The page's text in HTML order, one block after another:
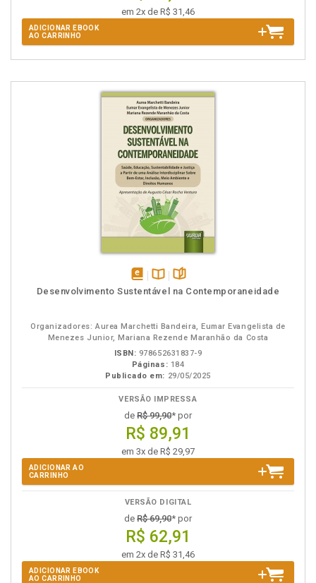
em 2x de R$ 31,46
ADICIONAR EBOOK
AO CARRINHO
disponívelDisponível
páginas
Desenvolvimento Sustentável na Contemporaneidade
Organizadores: Aurea Marchetti Bandeira, Eumar Evangelista de
Menezes Junior, Mariana Rezende Maranhão da Costa
ISBN: 978652631837-9
Páginas: 184
Publicado em: 29/05/2025
VERSÃO IMPRESSA
de R$ 99,90* por
R$ 89,91
em 3x de R$ 29,97
ADICIONAR AO
CARRINHO
VERSÃO DIGITAL
de R$ 69,90* por
R$ 62,91
em 2x de R$ 31,46
ADICIONAR EBOOK
AO CARRINHO